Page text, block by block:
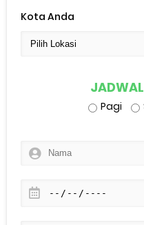
Kota Anda
JADWAL
Pagi